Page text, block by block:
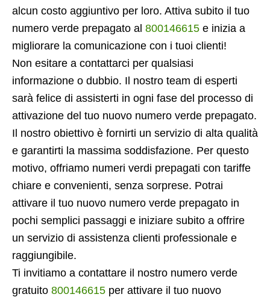
alcun costo aggiuntivo per loro. Attiva subito il tuo
numero verde prepagato al 800146615 e inizia a
migliorare la comunicazione con i tuoi clienti!
Non esitare a contattarci per qualsiasi
informazione o dubbio. Il nostro team di esperti
sarà felice di assisterti in ogni fase del processo di
attivazione del tuo nuovo numero verde prepagato.
Il nostro obiettivo è fornirti un servizio di alta qualità
e garantirti la massima soddisfazione. Per questo
motivo, offriamo numeri verdi prepagati con tariffe
chiare e convenienti, senza sorprese. Potrai
attivare il tuo nuovo numero verde prepagato in
pochi semplici passaggi e iniziare subito a offrire
un servizio di assistenza clienti professionale e
raggiungibile.
Ti invitiamo a contattare il nostro numero verde
gratuito 800146615 per attivare il tuo nuovo